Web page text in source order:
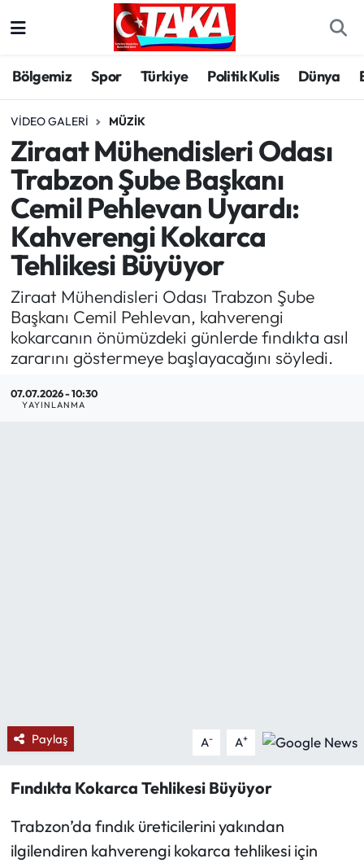
Bölgemiz Spor Türkiye Politik Kulis Dünya
VIDEO GALERI MÜZIK
Ziraat Mühendisleri Odası
Trabzon Şube Başkanı
Cemil Pehlevan Uyardı:
Kahverengi Kokarca
Tehlikesi Büyüyor
Ziraat Mühendisleri Odası Trabzon Şube
Başkanı Cemil Pehlevan, kahverengi
kokarcanın önümüzdeki günlerde fındıkta asıl
zararını göstermeye başlayacağını söyledi.
07.07.2026 - 10:30
YAYINLANMA
Paylaş A- A+
Fındıkta Kokarca Tehlikesi Büyüyor
Trabzon’da fındık üreticilerini yakından
ilgilendiren kahverengi kokarca tehlikesi için
Spor
Türkiye
Kültür/Sanat
Politika
Politik Kulis
Dünya
Magazin
Mektup Galeri
Mektup Galeri
Turizm
Trabzon Hava Durumu
Trabzon Trafik Yoğunluk Haritası
Süper Lig Puan Durumu ve Fikstür
Tüm Manşetler
Son Dakika Haberleri
Haber Arşivi